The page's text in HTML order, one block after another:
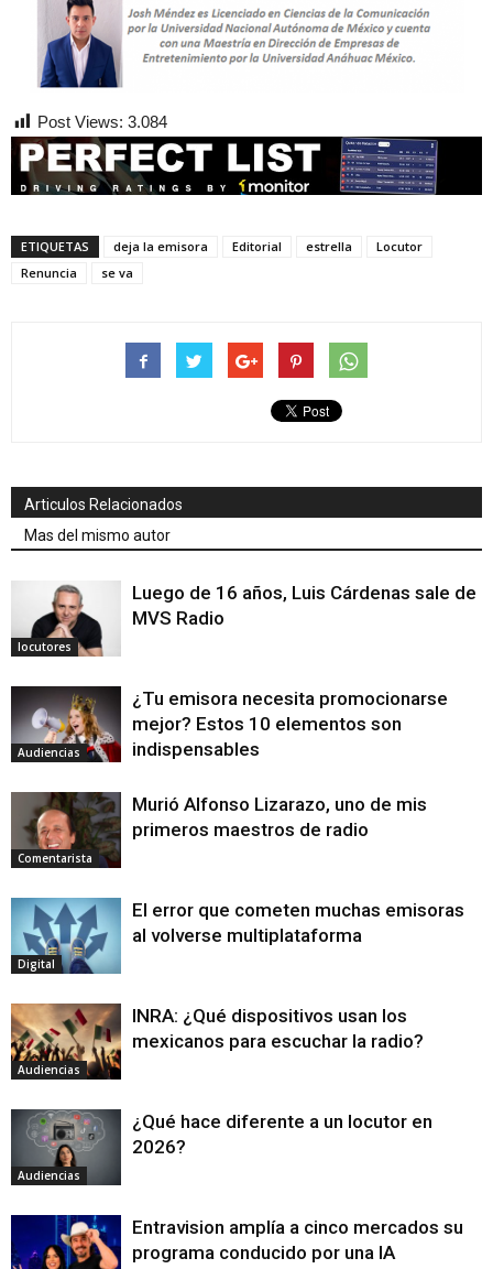
Post Views: 3.084
ETIQUETAS deja la emisora Editorial estrella
Locutor
Renuncia
se va
Articulos Relacionados
Mas del mismo autor
locutores
Luego de 16 años, Luis Cárdenas sale de
MVS Radio
Audiencias
¿Tu emisora necesita promocionarse
mejor? Estos 10 elementos son
indispensables
Comentarista
Murió Alfonso Lizarazo, uno de mis
primeros maestros de radio
Digital
El error que cometen muchas emisoras
al volverse multiplataforma
Audiencias
INRA: ¿Qué dispositivos usan los
mexicanos para escuchar la radio?
Audiencias
¿Qué hace diferente a un locutor en
2026?
Entravision amplía a cinco mercados su
programa conducido por una IA